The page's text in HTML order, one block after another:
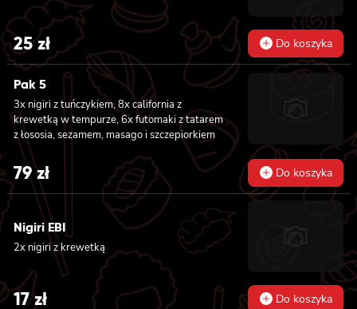
25zł Do koszyka
Pak 5
3x nigiri z tuńczykiem, 8x california z
krewetką w tempurze, 6x futomaki z tatarem
z łososia, sezamem, masago i szczepiorkiem
79zł Do koszyka
Nigiri EBI
2x nigiri z krewetką
17zł Do koszyka